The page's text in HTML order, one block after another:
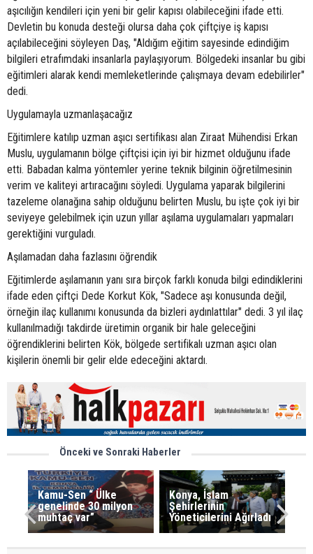
aşıcılığın kendileri için yeni bir gelir kapısı olabileceğini ifade etti.
Devletin bu konuda desteği olursa daha çok çiftçiye iş kapısı
açılabileceğini söyleyen Daş, "Aldığım eğitim sayesinde edindiğim
bilgileri etrafımdaki insanlarla paylaşıyorum. Bölgedeki insanlar bu gibi
eğitimleri alarak kendi memleketlerinde çalışmaya devam edebilirler"
dedi.
Uygulamayla uzmanlaşacağız
Eğitimlere katılıp uzman aşıcı sertifikası alan Ziraat Mühendisi Erkan
Muslu, uygulamanın bölge çiftçisi için iyi bir hizmet olduğunu ifade
etti. Babadan kalma yöntemler yerine teknik bilginin öğretilmesinin
verim ve kaliteyi artıracağını söyledi. Uygulama yaparak bilgilerini
tazeleme olanağına sahip olduğunu belirten Muslu, bu işte çok iyi bir
seviyeye gelebilmek için uzun yıllar aşılama uygulamaları yapmaları
gerektiğini vurguladı.
Aşılamadan daha fazlasını öğrendik
Eğitimlerde aşılamanın yanı sıra birçok farklı konuda bilgi edindiklerini
ifade eden çiftçi Dede Korkut Kök, "Sadece aşı konusunda değil,
örneğin ilaç kullanımı konusunda da bizleri aydınlattılar" dedi. 3 yıl ilaç
kullanılmadığı takdirde üretimin organik bir hale geleceğini
öğrendiklerini belirten Kök, bölgede sertifikalı uzman aşıcı olan
kişilerin önemli bir gelir elde edeceğini aktardı.
Önceki ve Sonraki Haberler
Kamu-Sen “ Ülke
genelinde 30 milyon
muhtaç var”
Konya, İslam
Şehirlerinin
Yöneticilerini Ağırladı